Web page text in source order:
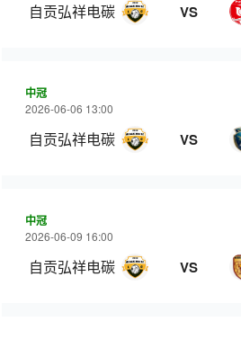
自贡弘祥电碳 VS
中冠
2026-06-06 13:00
自贡弘祥电碳 VS
中冠
2026-06-09 16:00
自贡弘祥电碳 VS